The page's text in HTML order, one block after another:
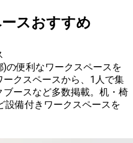
スおすすめ
の便利なワークスペースを
クスペースから、1人で集
ースなど多数掲載。机・椅
設備付きワークスペースを